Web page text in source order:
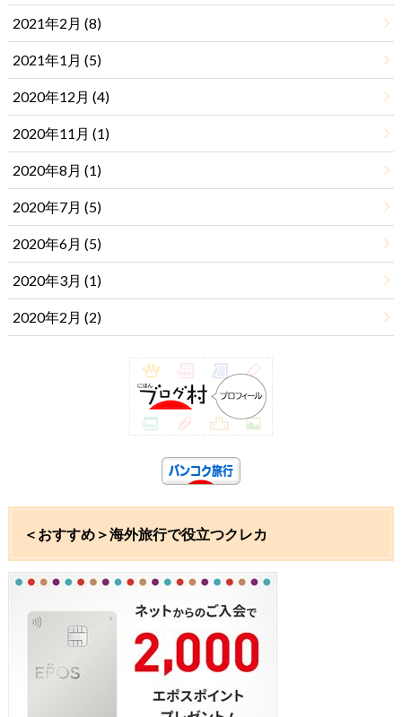
2021年2月 (8)
2021年1月 (5)
2020年12月 (4)
2020年11月 (1)
2020年8月 (1)
2020年7月 (5)
2020年6月 (5)
2020年3月 (1)
2020年2月 (2)
＜おすすめ＞海外旅行で役立つクレカ